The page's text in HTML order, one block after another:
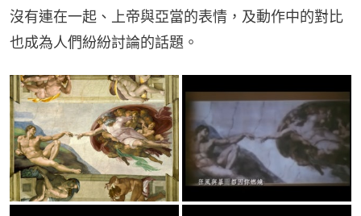
沒有連在一起、上帝與亞當的表情，及動作中的對比
也成為人們紛紛討論的話題。